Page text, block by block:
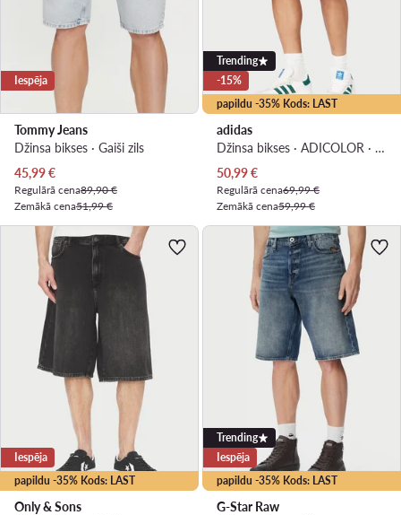
Iespēja
Tommy Jeans
Džinsa bikses · Gaiši zils
Pašreizējā cena
45,99€
Regulārā cena89,90 €
Zemākā cena51,99 €
papildu -35% Kods: LAST
Trending
-15%
adidas
Džinsa bikses · ADICOLOR · Melns
Pašreizējā cena
50,99€
Regulārā cena69,99 €
Zemākā cena59,99 €
papildu -35% Kods: LAST
Iespēja
Only & Sons
papildu -35% Kods: LAST
Trending
Iespēja
G-Star Raw